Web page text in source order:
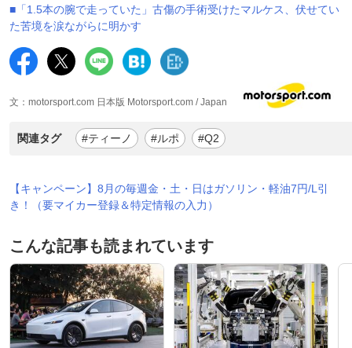
■「1.5本の腕で走っていた」古傷の手術受けたマルケス、伏せてい
た苦境を涙ながらに明かす
文：motorsport.com 日本版 Motorsport.com / Japan
関連タグ #ティーノ #ルポ #Q2
【キャンペーン】8月の毎週金・土・日はガソリン・軽油7円/L引
き！（要マイカー登録＆特定情報の入力）
こんな記事も読まれています